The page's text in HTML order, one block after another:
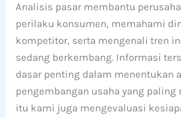
Analisis pasar membantu
perilaku konsumen, memahami
kompetitor, serta mengenali tren
sedang berkembang. Informasi
dasar penting dalam menentukan
pengembangan usaha yang paling
itu kami juga mengevaluasi